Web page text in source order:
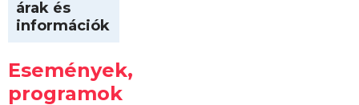
árak és
információk
Események,
programok
Kilóméterek
2026